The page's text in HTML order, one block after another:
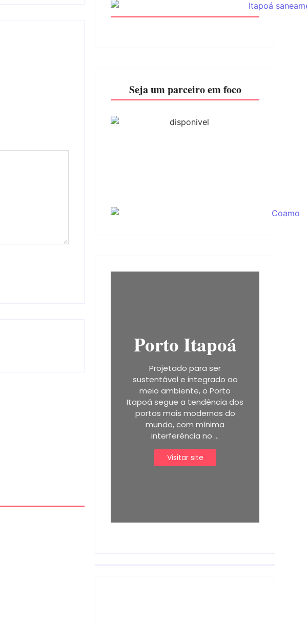
Seja um parceiro em foco
Porto Itapoá
Projetado para ser
sustentável e integrado ao
meio ambiente, o Porto
Itapoá segue a tendência dos
portos mais modernos do
mundo, com mínima
interferência no ...
Visitar site